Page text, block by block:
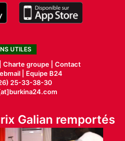
UTILES
Charte groupe | Contact
|
Equipe B24
25-33-38-30
Galian remportés